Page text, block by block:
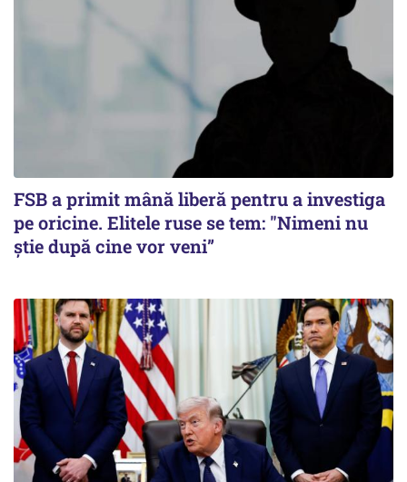
FSB a primit mână liberă pentru a investiga
pe oricine. Elitele ruse se tem: "Nimeni nu
știe după cine vor veni”